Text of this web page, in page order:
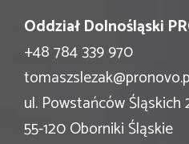
Oddział Dolnośląski
+48 784 339 970
ul. Powstańców Śląskich
55-120 Oborniki Śląskie